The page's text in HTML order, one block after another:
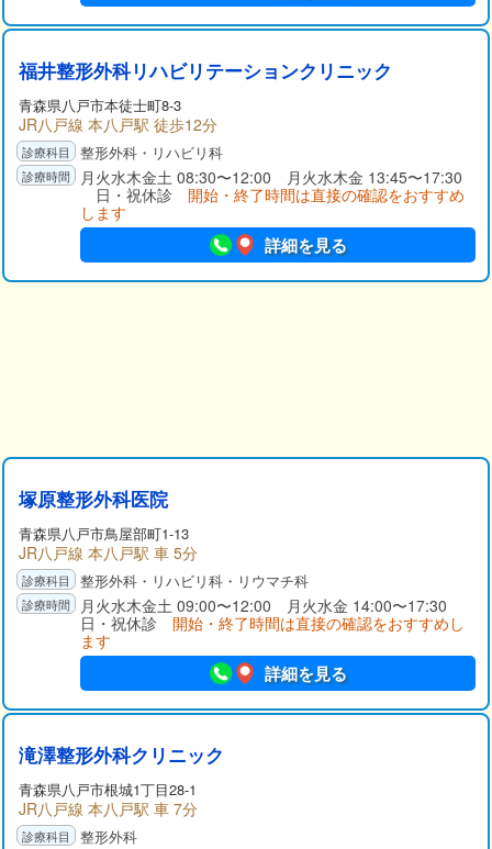
福井整形外科リハビリテーションクリニック
青森県八戸市本徒士町8-3
JR八戸線 本八戸駅 徒歩12分
整形外科・リハビリ科
月火水木金土 08:30〜12:00 月火水木金 13:45〜17:30
日・祝休診 開始・終了時間は直接の確認をおすすめ
します
詳細を見る
塚原整形外科医院
青森県八戸市鳥屋部町1-13
JR八戸線 本八戸駅 車 5分
整形外科・リハビリ科・リウマチ科
月火水木金土 09:00〜12:00 月火水金 14:00〜17:30
日・祝休診 開始・終了時間は直接の確認をおすすめし
ます
詳細を見る
滝澤整形外科クリニック
青森県八戸市根城1丁目28-1
JR八戸線 本八戸駅 車 7分
整形外科